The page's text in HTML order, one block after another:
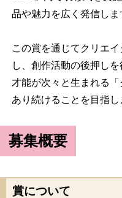
品や魅力を広く発信しま
この賞を通じてクリエ
し、創作活動の後押し
才能が次々と生まれる
あり続けることを目指し
募集概要
賞について